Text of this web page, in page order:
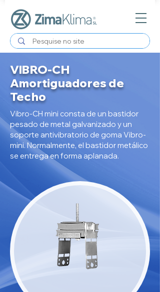
VIBRO-CH
Amortiguadores de
Techo
Vibro-CH mini consta de un bastidor
pesado de metal galvanizado y un
soporte antivibratorio de goma Vibro-
mini. Normalmente, el bastidor metálico
se entrega en forma aplanada.